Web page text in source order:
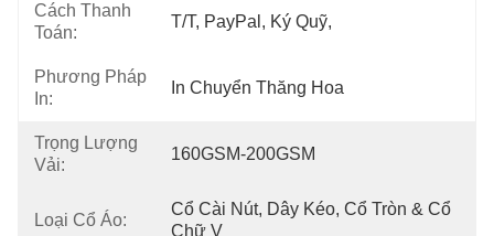
Cách Thanh
Toán:
T/T, PayPal, Ký Quỹ,
Phương Pháp
In:
In Chuyển Thăng Hoa
Trọng Lượng
Vải:
160GSM-200GSM
Loại Cổ Áo:
Cổ Cài Nút, Dây Kéo, Cổ Tròn & Cổ
Chữ V